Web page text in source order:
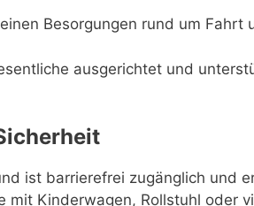
Besorgungen rund um Fahrt
ausgerichtet und
ist barrierefrei zugänglich und
mit Kinderwagen, Rollstuhl oder